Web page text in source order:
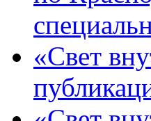
«Свет